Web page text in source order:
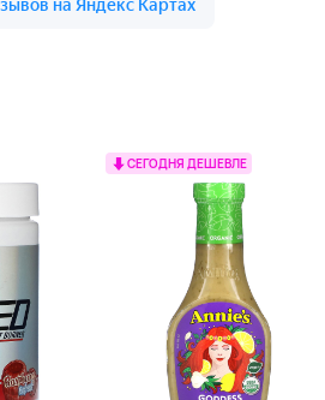
СЕГОДНЯ ДЕШЕВЛЕ